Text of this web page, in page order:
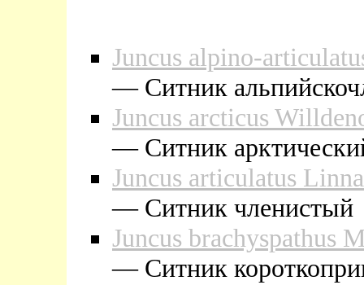
Juncus alpino-
— Cитник
Juncus arcticus
— Cитник
Juncus articulatus
— Cитник членистый
Juncus brachyspathus
— Cитник